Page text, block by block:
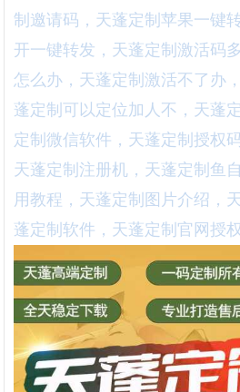
制邀请码，天蓬定制苹果一键
开一键转发，天蓬定制激活码
怎么办，天蓬定制激活不了办
蓬定制可以定位加人不，天蓬
定制微信软件，天蓬定制授权
天蓬定制注册机，天蓬定制鱼
用教程，天蓬定制图片介绍，
蓬定制软件，天蓬定制官网授权